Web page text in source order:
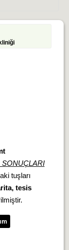
SONUÇLARI
tuşları
tesis